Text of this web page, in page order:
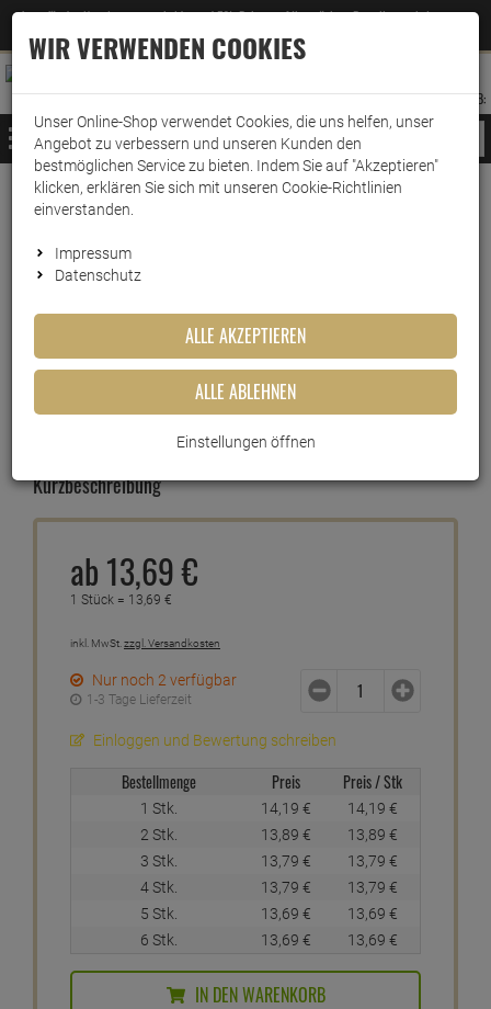
Jetzt für den Newsletter entscheiden und 5% Rabatt auf Ihre nächste Bestellung erhalten
–Zum Newsletter
ANMELDEN
AUFKLAPPEN
MERKZETTEL
WARENKORB:
MENÜ
Weiter einkaufen www.wark24.de Scanpart Küche & Waschen
SCANPART Ablaufschlauch 1,5 m - Für Wasch- und Sp…
SCANPART Ablaufschlauch 1,5
m - Für Wasch- und
Spülmaschinen
Kurzbeschreibung
ab 13,69€
1 Stück = 13,69 €
inkl. MwSt. zzgl. Versandkosten
Nur noch 2 verfügbar
1-3 Tage Lieferzeit
Einloggen und Bewertung schreiben
Bestellmenge Preis Preis / Stk
1 Stk. 14, 19 € 14, 19 €
2 Stk.
13, 89 € 13, 89 €
3 Stk.
13, 79 € 13, 79 €
4 Stk.
13, 79 € 13, 79 €
5 Stk.
13, 69 € 13, 69 €
6 Stk.
13, 69 € 13, 69 €
IN DEN WARENKORB
WIR VERWENDEN COOKIES
Unser Online-Shop verwendet Cookies, die uns helfen, unser
Angebot zu verbessern und unseren Kunden den
bestmöglichen Service zu bieten. Indem Sie auf "Akzeptieren"
klicken, erklären Sie sich mit unseren Cookie-Richtlinien
einverstanden.
Impressum
Datenschutz
ALLE AKZEPTIEREN
ALLE ABLEHNEN
Einstellungen öffnen